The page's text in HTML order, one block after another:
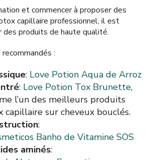
et commencer à proposer des
capillaire professionnel, il est
des produits de haute qualité.
:
: Love Potion Aqua de Arroz
: Love Potion Tox Brunette,
l’un des meilleurs produits
capillaire sur cheveux bouclés.
:
Banho de Vitamine SOS
aminés: